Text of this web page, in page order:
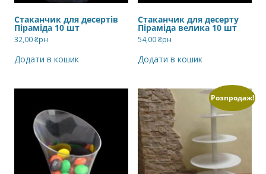
Стаканчик для десертів
Піраміда 10 шт
32,00₴рн
Додати в кошик
Стаканчик для десерту
Піраміда велика 10 шт
54,00₴рн
Додати в кошик
Розпродаж!